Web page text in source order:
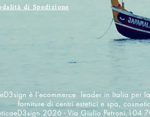
di Spedizione
è l'ecommerce leader in Italia per
forniture di centri estetici e spa,
2026 - Via Giulio